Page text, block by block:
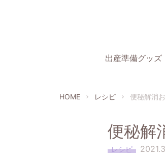
出産準備グッズ
HOME chevron_right レシピ chevron_right 便秘解消
便秘解
レシピ